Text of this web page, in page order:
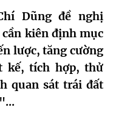
Dũng đề nghị
kiên định mục
lược, tăng cường
kế, tích hợp, thử
quan sát trái đất